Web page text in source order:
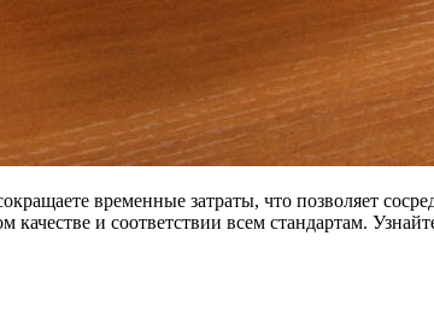
временные затраты, что позволяет
и соответствии всем стандартам.